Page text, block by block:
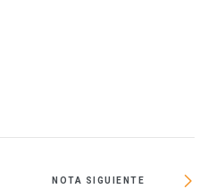
NOTA SIGUIENTE